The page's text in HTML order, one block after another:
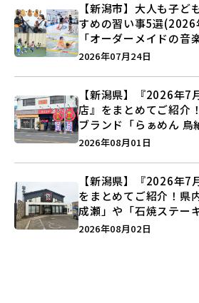
【新潟市】大人も子ど
すめの習い事5選(2026
「オーダーメイドの音
キックボクシング」で
2026年07月24日
【新潟県】『2026年7
店』をまとめてご紹介
ブランド「らぁめん 鳥
しょうがの空」など盛
2026年08月01日
【新潟県】『2026年7
をまとめてご紹介！県
成瀬」や「石焼ステー
営業に幕…。
2026年08月02日